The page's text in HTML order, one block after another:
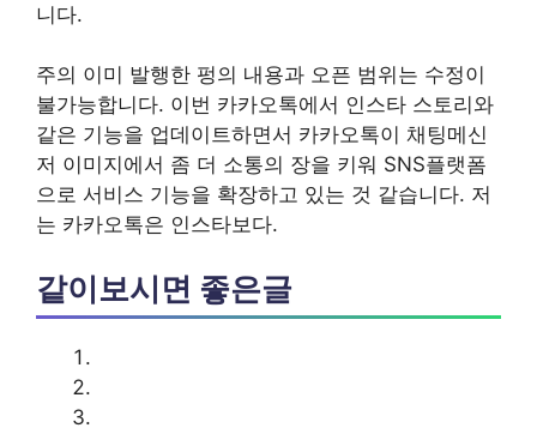
니다.
주의 이미 발행한 펑의 내용과 오픈 범위는 수정이
불가능합니다. 이번 카카오톡에서 인스타 스토리와
같은 기능을 업데이트하면서 카카오톡이 채팅메신
저 이미지에서 좀 더 소통의 장을 키워 SNS플랫폼
으로 서비스 기능을 확장하고 있는 것 같습니다. 저
는 카카오톡은 인스타보다.
같이보시면 좋은글